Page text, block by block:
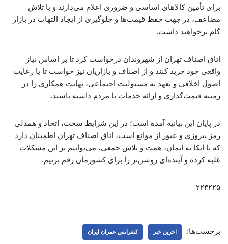
برای تأمین کالاهای اساسی و ضروری اعلام می‌دارند و با تلاش
مضاعف، در جهت حفظ قیمت‌ها و جلوگیری از ایجاد التهاب در بازار
گام برخواهند داشت.
اتاق اصناف تهران از شهروندان درخواست کرد تا بر اساس نیاز
واقعی خود خرید کنند و از اصناف و بازاریان نیز خواست تا با رعایت
اصول اخلاقی و تعهد به مسئولیت اجتماعی، نهایت همکاری را در
زمینه قیمت‌گذاری و ارائه خدمات با مردم داشته باشند.
در پایان این بیانیه آمده است؛ در این شرایط سخت، اتحاد و همدلی
رمز پیروزی و عبور از موانع است، اتاق اصناف تهران اطمینان دارد
که با اتکا به ایمان، همت و تلاش جمعی، می‌توانیم بر این مشکلات
غلبه کرده و آینده‌ای روشن‌تر را برای کشورمان رقم بزنیم.
۲۲۳۲۲۵
برچسب‌ها: اخرین خبر کنفرانس عمران ایران